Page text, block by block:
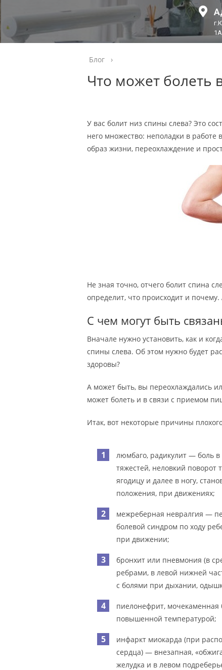
1А
Блог ›
Что может болеть
У вас болит низ спины слева? Это
него множество: неполадки в
образ жизни, переохлаждение и
Не зная точно, отчего болит спина
определит, что происходит и
С чем могут быть
Вначале нужно установить, как и
спины слева. Об этом нужно будет
здоровы?
А может быть, вы переохлаждались
может болеть и в связи с приемом
Итак, вот некоторые причины
люмбаго, радикулит — боль
тяжестей, неловкий
ягодицу и далее в ногу,
положения, при движениях;
межреберная невралгия —
болевой синдром по ходу
при движении;
бронхит или пневмония (в
ребрами, в левой нижней
с болями при дыхании,
пиелонефрит,
повышенной температурой;
инфаркт миокарда (при
сердца) — внезапная,
желудка и в левом